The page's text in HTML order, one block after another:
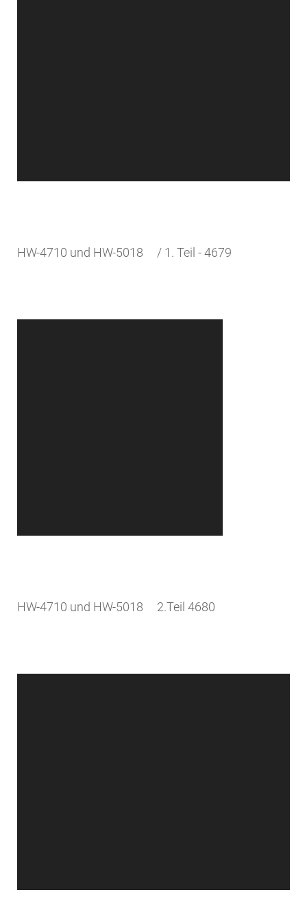
HW-4710 und HW-5018 / 1. Teil - 4679
HW-4710 und HW-5018 2.Teil 4680